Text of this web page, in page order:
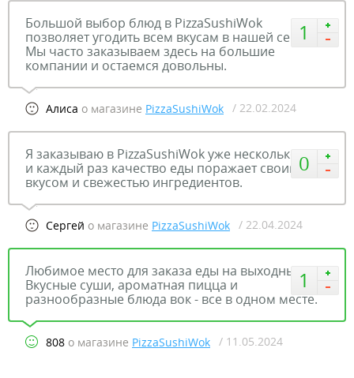
1
Большой выбор блюд в PizzaSushiWok
позволяет угодить всем вкусам в нашей семье.
Мы часто заказываем здесь на большие
компании и остаемся довольны.
Алиса о магазине PizzaSushiWok / 22.02.2024
0
Я заказываю в PizzaSushiWok уже несколько лет,
и каждый раз качество еды поражает своим
вкусом и свежестью ингредиентов.
Сергей о магазине PizzaSushiWok / 22.04.2024
1
Любимое место для заказа еды на выходные!
Вкусные суши, ароматная пицца и
разнообразные блюда вок - все в одном месте.
808 о магазине PizzaSushiWok / 11.05.2024